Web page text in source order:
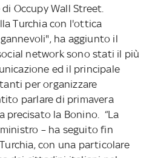
Occupy Wall Street.
Turchia con l'ottica
ha aggiunto il
network sono stati il più
ed il principale
per organizzare
parlare di primavera
precisato la Bonino. “La
– ha seguito fin
con una particolare